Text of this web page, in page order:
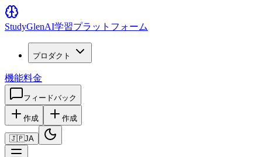
StudyGlenAI学習プラットフォーム
プロダクト
機能料金
フィードバック
作成 作成
🇯🇵JA